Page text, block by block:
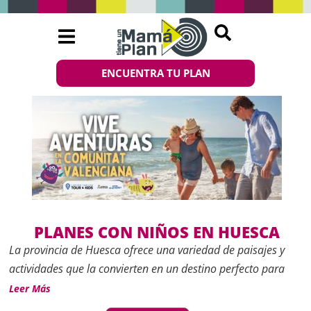
ENCUENTRA TU PLAN
PLANES CON NIÑOS EN HUESCA
La provincia de Huesca ofrece una variedad de paisajes y
actividades que la convierten en un destino perfecto para
disfrutar en familia. Su entorno natural privilegiado, que
abarca desde los Pirineos hasta zonas de llanura y ríos,
Leer Más